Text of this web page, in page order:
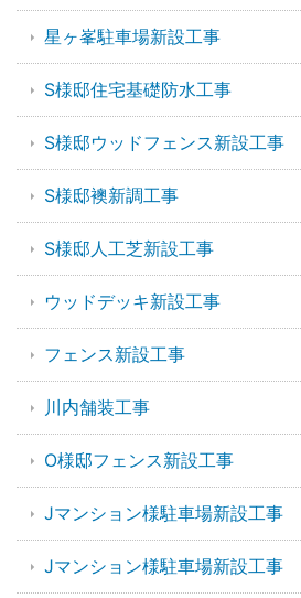
星ヶ峯駐車場新設工事
S様邸住宅基礎防水工事
S様邸ウッドフェンス新設工事
S様邸襖新調工事
S様邸人工芝新設工事
ウッドデッキ新設工事
フェンス新設工事
川内舗装工事
O様邸フェンス新設工事
Jマンション様駐車場新設工事
Jマンション様駐車場新設工事